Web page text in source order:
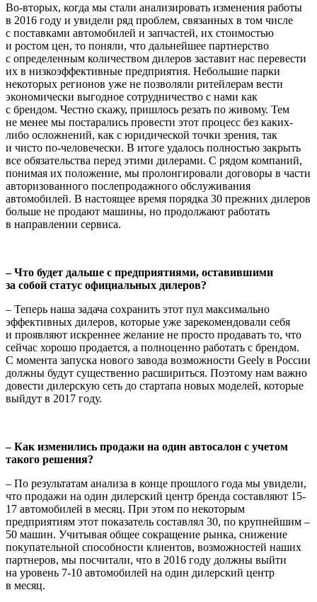
Во-вторых, когда мы стали анализировать изменения работы
в 2016 году и увидели ряд проблем, связанных в том числе
с поставками автомобилей и запчастей, их стоимостью
и ростом цен, то поняли, что дальнейшее партнерство
с определенным количеством дилеров заставит нас перевести
их в низкоэффективные предприятия. Небольшие парки
некоторых регионов уже не позволяли ритейлерам вести
экономически выгодное сотрудничество с нами как
с брендом. Честно скажу, пришлось резать по живому. Тем
не менее мы постарались провести этот процесс без каких-
либо осложнений, как с юридической точки зрения, так
и чисто по-человечески. В итоге удалось полностью закрыть
все обязательства перед этими дилерами. С рядом компаний,
понимая их положение, мы пролонгировали договоры в части
авторизованного послепродажного обслуживания
автомобилей. В настоящее время порядка 30 прежних дилеров
больше не продают машины, но продолжают работать
в направлении сервиса.
– Что будет дальше с предприятиями, оставившими
за собой статус официальных дилеров?
– Теперь наша задача сохранить этот пул максимально
эффективных дилеров, которые уже зарекомендовали себя
и проявляют искреннее желание не просто продавать то, что
сейчас хорошо продается, а полноценно работать с брендом.
С момента запуска нового завода возможности Geely в России
должны будут существенно расшириться. Поэтому нам важно
довести дилерскую сеть до стартапа новых моделей, которые
выйдут в 2017 году.
– Как изменились продажи на один автосалон с учетом
такого решения?
– По результатам анализа в конце прошлого года мы увидели,
что продажи на один дилерский центр бренда составляют 15-
17 автомобилей в месяц. При этом по некоторым
предприятиям этот показатель составлял 30, по крупнейшим –
50 машин. Учитывая общее сокращение рынка, снижение
покупательной способности клиентов, возможностей наших
партнеров, мы посчитали, что в 2016 году должны выйти
на уровень 7-10 автомобилей на один дилерский центр
в месяц.